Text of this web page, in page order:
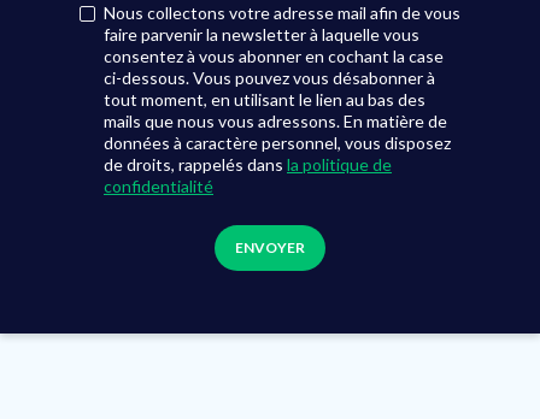
Nous collectons votre adresse mail afin de vous
faire parvenir la newsletter à laquelle vous
consentez à vous abonner en cochant la case
ci-dessous. Vous pouvez vous désabonner à
tout moment, en utilisant le lien au bas des
mails que nous vous adressons. En matière de
données à caractère personnel, vous disposez
de droits, rappelés dans la politique de
confidentialité